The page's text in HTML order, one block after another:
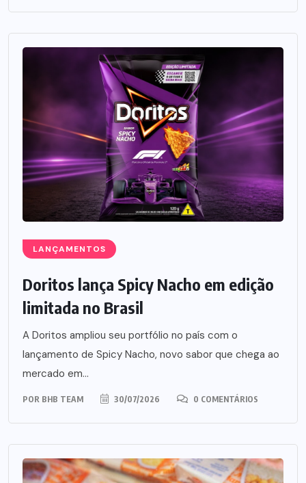
LANÇAMENTOS
Doritos lança Spicy Nacho em edição
limitada no Brasil
A Doritos ampliou seu portfólio no país com o
lançamento de Spicy Nacho, novo sabor que chega ao
mercado em...
POR BHB TEAM 30/07/2026 0 COMENTÁRIOS